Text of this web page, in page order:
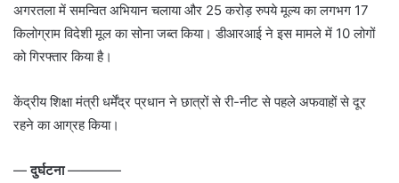
अगरतला में समन्वित अभियान चलाया और 25 करोड़ रुपये मूल्य का लगभग 17
किलोग्राम विदेशी मूल का सोना जब्त किया। डीआरआई ने इस मामले में 10 लोगों
को गिरफ्तार किया है।
केंद्रीय शिक्षा मंत्री धर्मेंद्र प्रधान ने छात्रों से री-नीट से पहले अफवाहों से दूर
रहने का आग्रह किया।
—दुर्घटना————